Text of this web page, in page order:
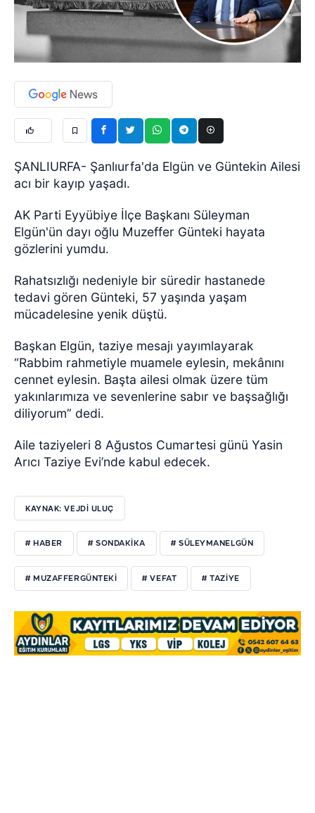
ŞANLIURFA- Şanlıurfa'da Elgün ve Güntekin Ailesi
acı bir kayıp yaşadı.
AK Parti Eyyübiye İlçe Başkanı Süleyman
Elgün'ün dayı oğlu Muzeffer Günteki hayata
gözlerini yumdu.
Rahatsızlığı nedeniyle bir süredir hastanede
tedavi gören Günteki, 57 yaşında yaşam
mücadelesine yenik düştü.
Başkan Elgün, taziye mesajı yayımlayarak
“Rabbim rahmetiyle muamele eylesin, mekânını
cennet eylesin. Başta ailesi olmak üzere tüm
yakınlarımıza ve sevenlerine sabır ve başsağlığı
diliyorum” dedi.
Aile taziyeleri 8 Ağustos Cumartesi günü Yasin
Arıcı Taziye Evi’nde kabul edecek.
KAYNAK: VEJDI ULUÇ
# HABER # SONDAKIKA # SÜLEYMANELGÜN
# MUZAFFERGÜNTEKI # VEFAT # TAZIYE